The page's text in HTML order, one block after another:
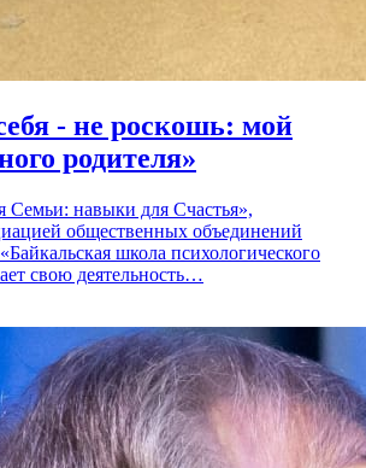
- не роскошь: мой
родителя»
Семьи: навыки для Счастья»,
общественных объединений
школа психологического
свою деятельность…